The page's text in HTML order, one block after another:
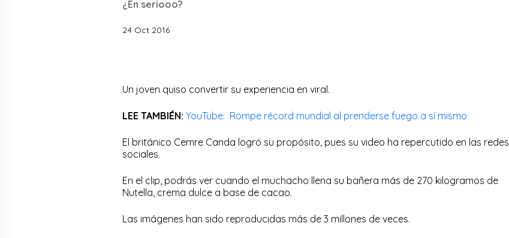
¿En seriooo?
24 Oct 2016
Un joven quiso convertir su experiencia en viral.
LEE TAMBIÉN: YouTube: Rompe récord mundial al prenderse fuego a sí mismo
El británico Cemre Canda logró su propósito, pues su video ha repercutido en las redes
sociales.
En el clip, podrás ver cuando el muchacho llena su bañera más de 270 kilogramos de
Nutella, crema dulce a base de cacao.
Las imágenes han sido reproducidas más de 3 millones de veces.